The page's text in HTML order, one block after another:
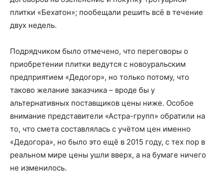
плитки «Бехатон»; пообещали решить всё в течение
двух недель.
Подрядчиком было отмечено, что переговоры о
приобретении плитки ведутся с новоуральским
предприятием «Дедогор», но только потому, что
таково желание заказчика – вроде бы у
альтернативных поставщиков цены ниже. Особое
внимание представители «Астра-групп» обратили на
то, что смета составлялась с учётом цен именно
«Дедогора», но было это ещё в 2015 году, с тех пор в
реальном мире цены ушли вверх, а на бумаге ничего
не изменилось.